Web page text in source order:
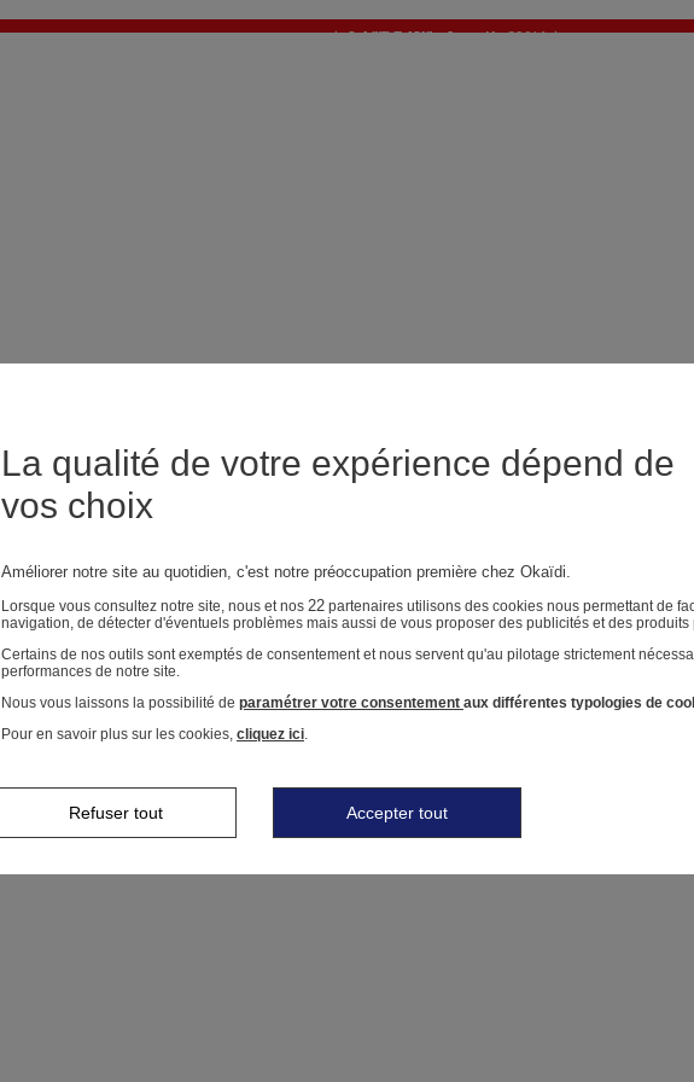
✨ LAST DAYS : Jusqu'à -60%* ✨
La qualité de votre expérience dépend de
vos choix
Améliorer notre site au quotidien, c'est notre préoccupation première chez Okaïdi.
Lorsque vous consultez notre site, nous et nos 22 partenaires utilisons des cookies nous permettant de
navigation, de détecter d'éventuels problèmes mais aussi de vous proposer des publicités et des
Certains de nos outils sont exemptés de consentement et nous servent qu'au pilotage strictement
performances de notre site.
Nous vous laissons la possibilité de paramétrer votre consentement aux différentes typologies de
Pour en savoir plus sur les cookies, cliquez ici.
Refuser tout Accepter tout